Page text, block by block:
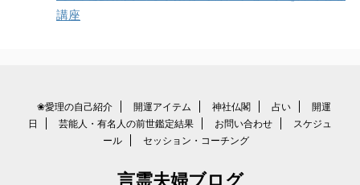
講座
❀愛理の自己紹介 開運アイテム 神社仏閣 占い
開運
日
芸能人・有名人の前世鑑定結果 お問い合わせ
スケジュ
ール
セッション・コーチング
言霊夫婦ブログ